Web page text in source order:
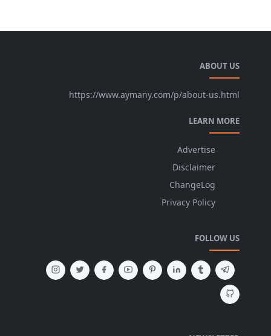
ABOUT US
https://www.aymany.com/p/about-us.html
LEARN MORE
Advertise
Disclaimer
ChangeLog
Privacy Policy
FOLLOW US